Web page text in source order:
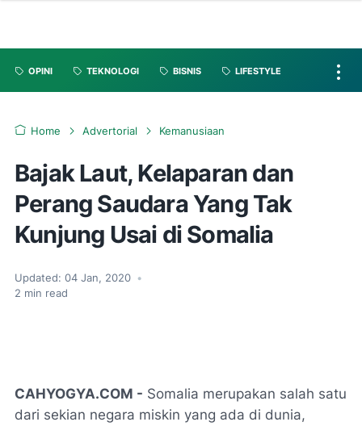
OPINI TEKNOLOGI BISNIS LIFESTYLE
Home Advertorial Kemanusiaan
Bajak Laut, Kelaparan dan
Perang Saudara Yang Tak
Kunjung Usai di Somalia
Updated: 04 Jan, 2020 •
2 min read
CAHYOGYA.COM - Somalia merupakan salah satu
dari sekian negara miskin yang ada di dunia,